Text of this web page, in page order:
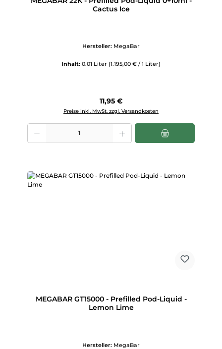
Cactus Ice
Hersteller: MegaBar
Inhalt: 0.01 Liter (1.195,00 € / 1 Liter)
Regulärer Preis:
11,95 €
Preise inkl. MwSt. zzgl. Versandkosten
Produkt Anzahl: Gib den gewünschten Wert ein oder benutze die
MEGABAR GT15000 - Prefilled Pod-Liquid -
Lemon Lime
Hersteller: MegaBar